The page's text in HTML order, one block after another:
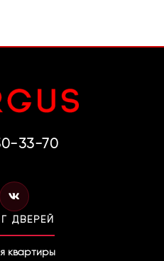
33-70
V
k
ДВЕРЕЙ
квартиры